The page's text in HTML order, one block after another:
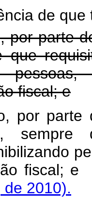
de que
por parte
que
fiscal; e
por parte
sempre
à
de 2010).